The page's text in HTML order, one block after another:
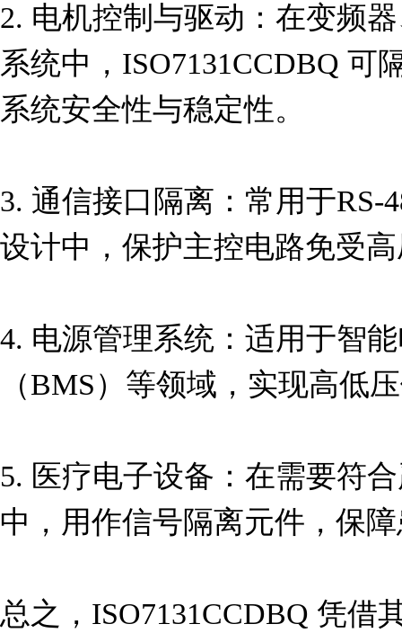
2. 电机控制与驱动：在变频
系统中，ISO7131CCDBQ 可
系统安全性与稳定性。
3. 通信接口隔离：常用于RS-
设计中，保护主控电路免受
4. 电源管理系统：适用于智
（BMS）等领域，实现高低
5. 医疗电子设备：在需要符
中，用作信号隔离元件，保
总之，ISO7131CCDBQ 凭借